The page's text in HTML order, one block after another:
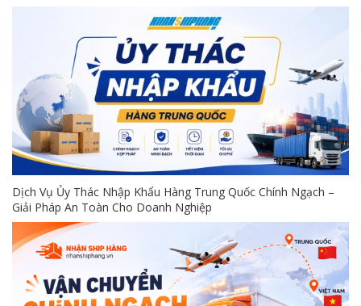
Dịch Vụ Ủy Thác Nhập Khẩu Hàng Trung Quốc Chính Ngạch –
Giải Pháp An Toàn Cho Doanh Nghiệp